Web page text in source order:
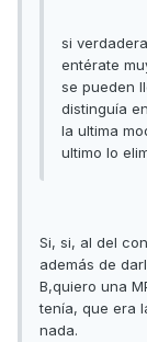
si
entérate
se pueden
distinguía
la ultima
ultimo lo
Si, si, al del
además de
B,quiero una
tenía, que era
nada.